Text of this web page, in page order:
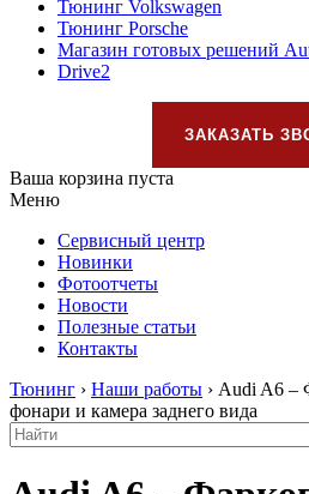
Тюнинг Volkswagen
Тюнинг Porsche
Магазин готовых решений
Drive2
ЗАКАЗАТЬ
Ваша корзина пуста
Меню
Сервисный центр
Новинки
Фотоотчеты
Новости
Полезные статьи
Контакты
Тюнинг › Наши работы › Audi A6 –
фонари и камера заднего вида